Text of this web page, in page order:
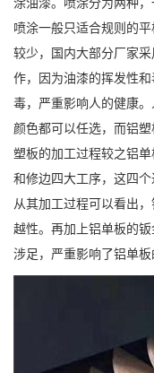
喷涂一般只适合规则的
较少，国内大部分厂家
作，因为油漆的挥发性
毒，严重影响人的健康。
颜色都可以任选，而铝
塑板的加工过程较之铝
和修边四大工序，这四个
从其加工过程可以看出
越性。再加上铝单板的
涉足，严重影响了铝单板